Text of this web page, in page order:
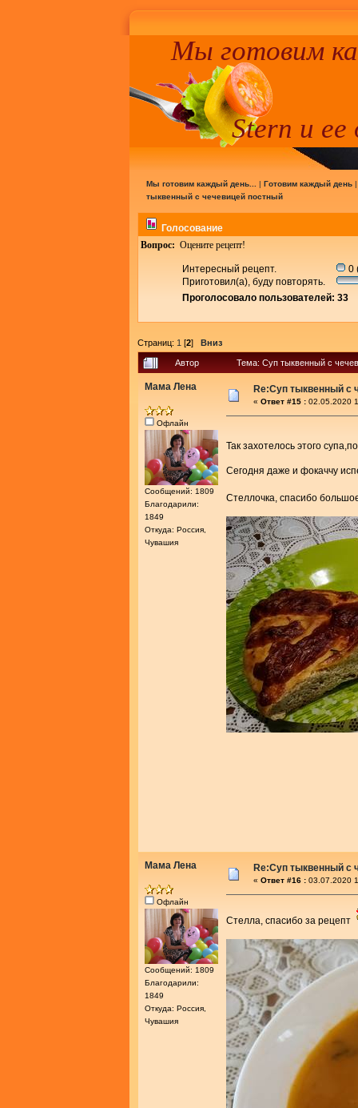
Мы готовим
Stern и ее
Мы готовим каждый день... | Готовим каждый день
тыквенный с чечевицей постный
Голосование
Вопрос: Оцените рецепт!
Интересный рецепт.
0
Приготовил(а), буду повторять.
Проголосовало пользователей: 33
Страниц: 1 [2] Вниз
Автор Тема: Суп тыквенный с
Мама Лена
Офлайн
Сообщений: 1809
Благодарили:
1849
Откуда: Россия,
Чувашия
Re:Суп тыквенный с
« Ответ #15 : 02.05.2020
Так захотелось этого
Сегодня даже и фокаччу
Стеллочка, спасибо
Мама Лена
Офлайн
Сообщений: 1809
Благодарили:
1849
Откуда: Россия,
Чувашия
Re:Суп тыквенный с
« Ответ #16 : 03.07.2020
Стелла, спасибо за рецепт